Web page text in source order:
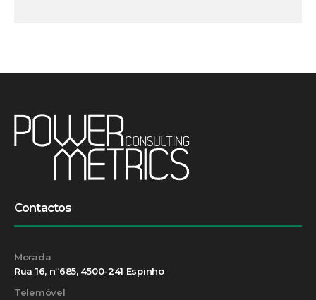
Contactos
Morada
Rua 16, nº685, 4500-241 Espinho
Telemóvel